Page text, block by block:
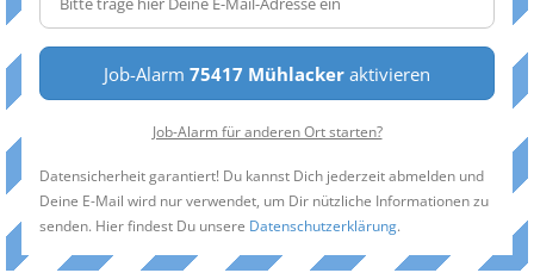
Job-Alarm 75417 Mühlacker aktivieren
Job-Alarm für anderen Ort starten?
Datensicherheit garantiert! Du kannst Dich jederzeit abmelden und
Deine E-Mail wird nur verwendet, um Dir nützliche Informationen zu
senden. Hier findest Du unsere Datenschutzerklärung.